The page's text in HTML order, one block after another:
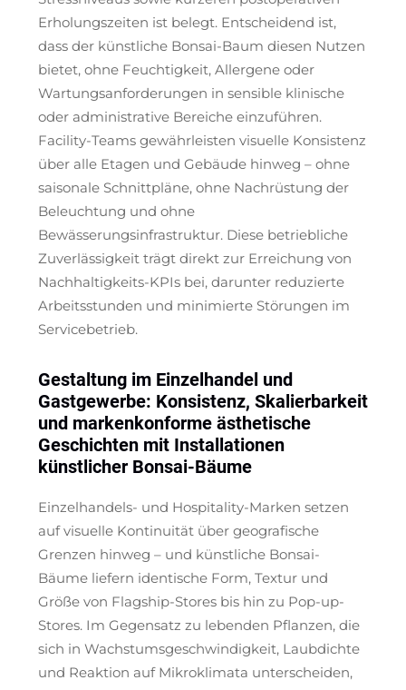
Erholungszeiten ist belegt. Entscheidend ist,
dass der künstliche Bonsai-Baum diesen Nutzen
bietet, ohne Feuchtigkeit, Allergene oder
Wartungsanforderungen in sensible klinische
oder administrative Bereiche einzuführen.
Facility-Teams gewährleisten visuelle Konsistenz
über alle Etagen und Gebäude hinweg – ohne
saisonale Schnittpläne, ohne Nachrüstung der
Beleuchtung und ohne
Bewässerungsinfrastruktur. Diese betriebliche
Zuverlässigkeit trägt direkt zur Erreichung von
Nachhaltigkeits-KPIs bei, darunter reduzierte
Arbeitsstunden und minimierte Störungen im
Servicebetrieb.
Gestaltung im Einzelhandel und
Gastgewerbe: Konsistenz, Skalierbarkeit
und markenkonforme ästhetische
Geschichten mit Installationen
künstlicher Bonsai-Bäume
Einzelhandels- und Hospitality-Marken setzen
auf visuelle Kontinuität über geografische
Grenzen hinweg – und künstliche Bonsai-
Bäume liefern identische Form, Textur und
Größe von Flagship-Stores bis hin zu Pop-up-
Stores. Im Gegensatz zu lebenden Pflanzen, die
sich in Wachstumsgeschwindigkeit, Laubdichte
und Reaktion auf Mikroklimata unterscheiden,